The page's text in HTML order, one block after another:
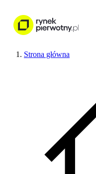
Strona główna